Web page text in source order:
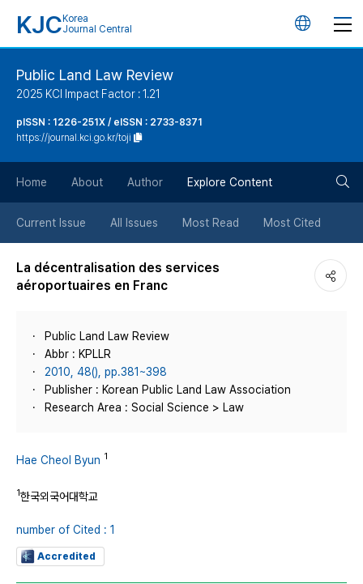
KJC Korea
Journal Central
언
튼
Public Land Law Review
2025 KCI Impact Factor : 1.21
pISSN : 1226-251X / eISSN : 2733-8371
https://journal.kci.go.kr/toji
Home About Author Explore Content
Current Issue All Issues Most Read Most Cited
La décentralisation des services
aéroportuaires en Franc
Public Land Law Review
Abbr : KPLLR
2010, 48(), pp.381~398
Publisher : Korean Public Land Law Association
Research Area : Social Science > Law
Hae Cheol Byun 1
1한국외국어대학교
number of Cited : 1
Accredited